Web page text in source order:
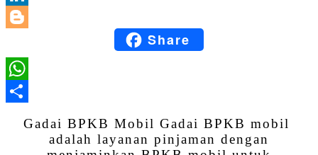
BloggerShare
Gadai BPKB Mobil Gadai BPKB mobil
adalah layanan pinjaman dengan